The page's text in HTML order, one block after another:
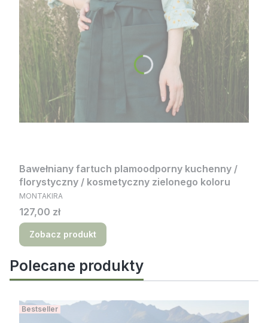
Bawełniany fartuch plamoodporny kuchenny /
florystyczny / kosmetyczny zielonego koloru
PRODUCENT
MONTAKIRA
Cena
127,00 zł
Zobacz produkt
Polecane produkty
Bestseller